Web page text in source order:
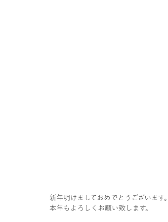
新年明けましておめでとうございます。
本年もよろしくお願い致します。